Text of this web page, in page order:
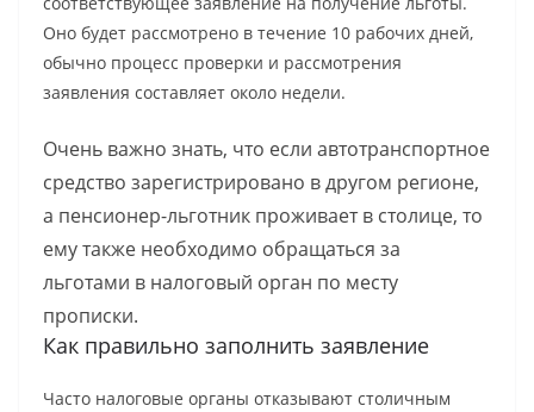
Оно будет рассмотрено в течение 10 рабочих дней,
обычно процесс проверки и рассмотрения
заявления составляет около недели.
Очень важно знать, что если автотранспортное
средство зарегистрировано в другом регионе,
а пенсионер-льготник проживает в столице, то
ему также необходимо обращаться за
льготами в налоговый орган по месту
прописки.
Как правильно заполнить заявление
Часто налоговые органы отказывают столичным